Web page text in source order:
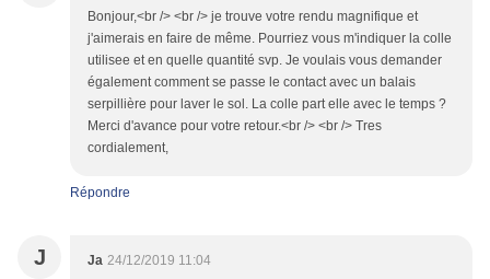
Bonjour,<br /> <br /> je trouve votre rendu magnifique et
j'aimerais en faire de même. Pourriez vous m'indiquer la colle
utilisee et en quelle quantité svp. Je voulais vous demander
également comment se passe le contact avec un balais
serpillière pour laver le sol. La colle part elle avec le temps ?
Merci d'avance pour votre retour.<br /> <br /> Tres
cordialement,
Répondre
J Ja 24/12/2019 11:04